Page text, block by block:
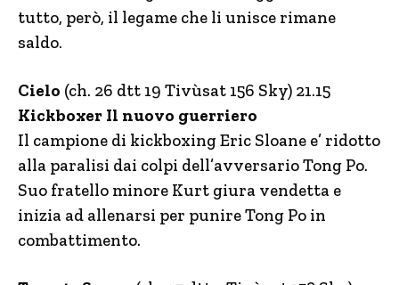
tutto, però, il legame che li unisce rimane
saldo.
Cielo (ch. 26 dtt 19 Tivùsat 156 Sky) 21.15
Kickboxer Il nuovo guerriero
Il campione di kickboxing Eric Sloane e’ ridotto
alla paralisi dai colpi dell’avversario Tong Po.
Suo fratello minore Kurt giura vendetta e
inizia ad allenarsi per punire Tong Po in
combattimento.